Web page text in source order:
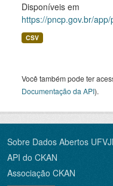
Disponíveis em
https://pncp.gov.br/
CSV
Você também pode ter
Documentação da API).
Sobre Dados Abertos
API do CKAN
Associação CKAN